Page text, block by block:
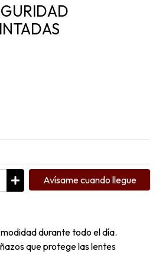
Avísame cuando llegue
durante todo el día.
que protege las lentes